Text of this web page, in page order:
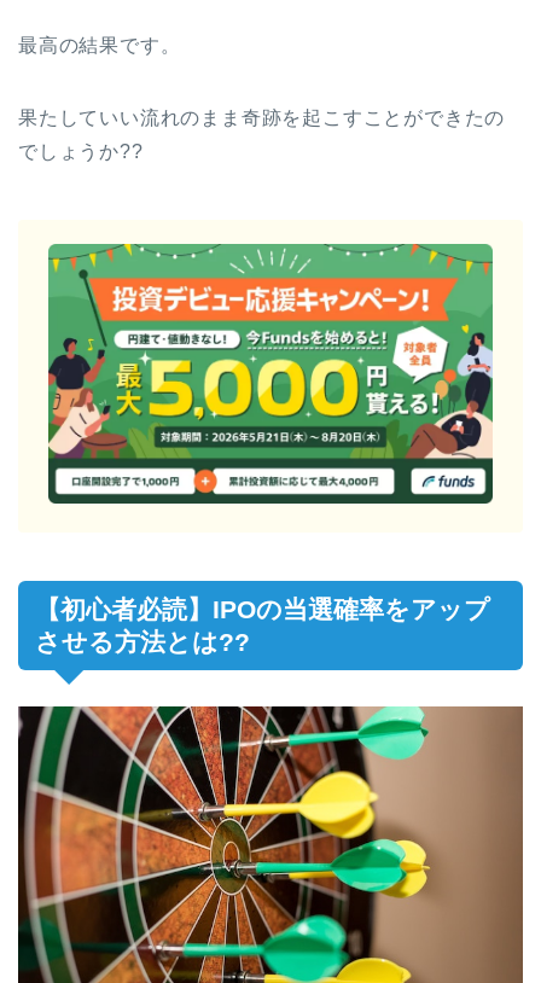
最高の結果です。
果たしていい流れのまま奇跡を起こすことができたの
でしょうか??
【初心者必読】IPOの当選確率をアップ
させる方法とは??